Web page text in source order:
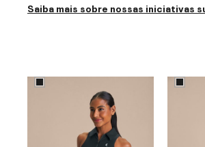
Saiba mais sobre nossas iniciativas